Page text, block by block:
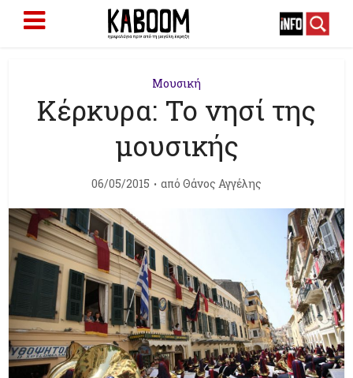
Μουσική
Κέρκυρα: Το νησί της
μουσικής
06/05/2015 από Θάνος Αγγέλης